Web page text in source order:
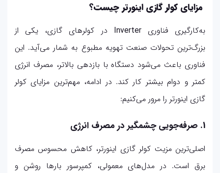
مزایای کولر گازی اینورتر چیست؟
به‌کارگیری فناوریInverter در کولرهای گازی، یکی از
بزرگ‌ترین تحولات صنعت تهویه مطبوع به شمار می‌آید. این
فناوری باعث می‌شود دستگاه با بازدهی بالاتر، مصرف انرژی
کمتر و دوام بیشتر کار کند. در ادامه، مهم‌ترین مزایای کولر
گازی اینورتر را مرور می‌کنیم:
1. صرفه‌جویی چشمگیر در مصرف انرژی
اصلی‌ترین مزیت کولر گازی اینورتر، کاهش محسوس مصرف
برق است. در مدل‌های معمولی، کمپرسور بارها روشن و